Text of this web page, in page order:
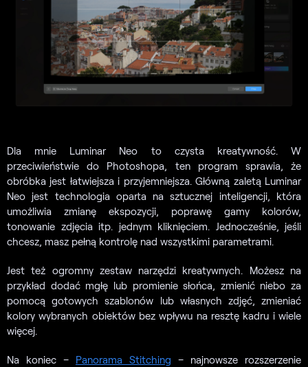
Dla mnie Luminar Neo to czysta kreatywność. W
przeciwieństwie do Photoshopa, ten program sprawia, że
obróbka jest łatwiejsza i przyjemniejsza. Główną zaletą Luminar
Neo jest technologia oparta na sztucznej inteligencji, która
umożliwia zmianę ekspozycji, poprawę gamy kolorów,
tonowanie zdjęcia itp. jednym kliknięciem. Jednocześnie, jeśli
chcesz, masz pełną kontrolę nad wszystkimi parametrami.
Jest też ogromny zestaw narzędzi kreatywnych. Możesz na
przykład dodać mgłę lub promienie słońca, zmienić niebo za
pomocą gotowych szablonów lub własnych zdjęć, zmieniać
kolory wybranych obiektów bez wpływu na resztę kadru i wiele
więcej.
Na koniec – Panorama Stitching – najnowsze rozszerzenie